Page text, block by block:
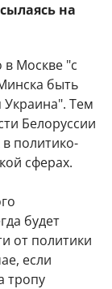
на
в Москве "с
быть
Украина". Тем
Белоруссии
политико-
сферах.
будет
от политики
если
тропу